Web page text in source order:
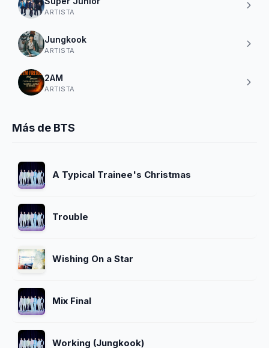
ARTISTA
Jungkook
ARTISTA
2AM
ARTISTA
Más de BTS
A Typical Trainee's Christmas
Trouble
Wishing On a Star
Mix Final
Working (Jungkook)